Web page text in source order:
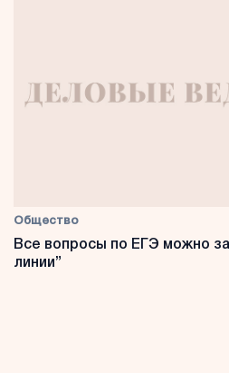
Общество
Все вопросы по ЕГЭ можно
линии”